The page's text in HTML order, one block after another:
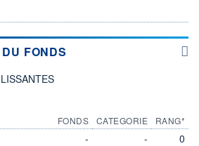
FONDS
FONDS
-
CATEGORIE
-
RANG*
0